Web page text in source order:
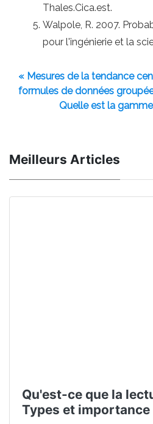
Thales.Cica.est.
Walpole, R. 2007.
pour l'ingénierie et la
« Mesures de la tendance
formules de données
Quelle est la
Meilleurs Articles
Qu'est-ce que la
Types et importance